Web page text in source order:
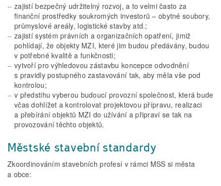
zajistí bezpečný udržitelný rozvoj, a to velmi často za
finanční prostředky soukromých investorů – obytné soubory,
průmyslové areály, logistické stavby atd.;
zajistí systém právních a organizačních opatření, jimiž
pohlídají, že objekty MZI, které jim budou předávány, budou
v potřebné kvalitě a funkčnosti;
vytvoří pro výhledovou zástavbu koncepce odvodnění
s pravidly postupného zastavování tak, aby měla vše pod
kontrolou;
v předstihu vyberou budoucí provozní společnost, která bude
včas dohlížet a kontrolovat projektovou přípravu, realizaci
a přebírání objektů MZI do užívání a připraví se tak na
provozování těchto objektů.
Městské stavební standardy
Zkoordinováním stavebních profesí v rámci MSS si města
a obce: